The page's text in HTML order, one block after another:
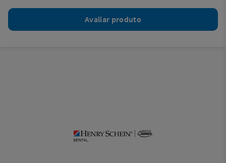
Avaliar produto